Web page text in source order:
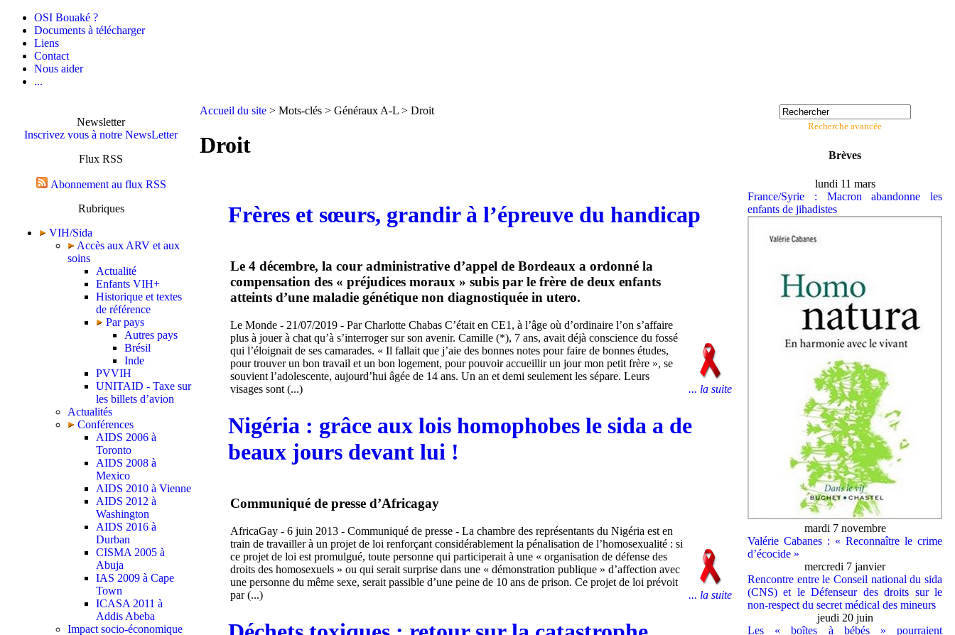
OSI Bouaké ?
Documents à télécharger
Liens
Contact
Nous aider
...
Newsletter
Inscrivez vous à notre NewsLetter
Flux RSS
Abonnement au flux RSS
Rubriques
VIH/Sida
Accès aux ARV et aux
soins
Actualité
Enfants VIH+
Historique et textes
de référence
Par pays
Autres pays
Brésil
Inde
PVVIH
UNITAID - Taxe sur
les billets d’avion
Actualités
Conférences
AIDS 2006 à
Toronto
AIDS 2008 à
Mexico
AIDS 2010 à Vienne
AIDS 2012 à
Washington
AIDS 2016 à
Durban
CISMA 2005 à
Abuja
IAS 2009 à Cape
Town
ICASA 2011 à
Addis Abeba
Impact socio-économique
Accueil du site > Mots-clés > Généraux A-L > Droit
Droit
Frères et sœurs, grandir à l’épreuve du handicap
Le 4 décembre, la cour administrative d’appel de Bordeaux a ordonné la
compensation des « préjudices moraux » subis par le frère de deux enfants
atteints d’une maladie génétique non diagnostiquée in utero.
Le Monde - 21/07/2019 - Par Charlotte Chabas C’était en CE1, à l’âge où d’ordinaire l’on s’affaire
plus à jouer à chat qu’à s’interroger sur son avenir. Camille (*), 7 ans, avait déjà conscience du fossé
qui l’éloignait de ses camarades. « Il fallait que j’aie des bonnes notes pour faire de bonnes études,
pour trouver un bon travail et un bon logement, pour pouvoir accueillir un jour mon petit frère », se
souvient l’adolescente, aujourd’hui âgée de 14 ans. Un an et demi seulement les sépare. Leurs
visages sont (...)
... la suite
Nigéria : grâce aux lois homophobes le sida a de
beaux jours devant lui !
Communiqué de presse d’Africagay
AfricaGay - 6 juin 2013 - Communiqué de presse - La chambre des représentants du Nigéria est en
train de travailler à un projet de loi renforçant considérablement la pénalisation de l’homosexualité : si
ce projet de loi est promulgué, toute personne qui participerait à une « organisation de défense des
droits des homosexuels » ou qui serait surprise dans une « démonstration publique » d’affection avec
une personne du même sexe, serait passible d’une peine de 10 ans de prison. Ce projet de loi prévoit
par (...)
... la suite
Recherche avancée
Brèves
lundi 11 mars
France/Syrie : Macron abandonne les
enfants de jihadistes
mardi 7 novembre
Valérie Cabanes : « Reconnaître le crime
d’écocide »
mercredi 7 janvier
Rencontre entre le Conseil national du sida
(CNS) et le Défenseur des droits sur le
non-respect du secret médical des mineurs
jeudi 20 juin
Les « boîtes à bébés » pourraient